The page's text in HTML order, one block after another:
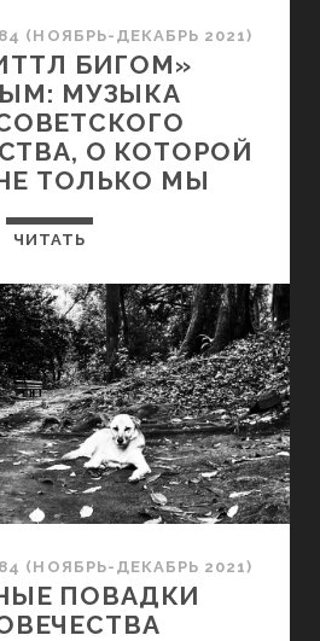
(НОЯБРЬ-ДЕКАБРЬ 2021)
БИГОМ»
МУЗЫКА
О КОТОРОЙ
ТОЛЬКО МЫ
ЧИТАТЬ
(НОЯБРЬ-ДЕКАБРЬ 2021)
ПОВАДКИ